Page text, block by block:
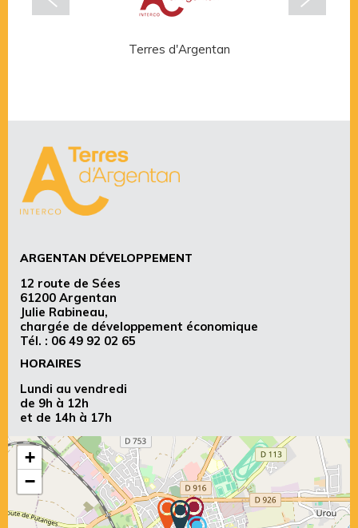
Terres d'Argentan
ARGENTAN DÉVELOPPEMENT
12 route de Sées
61200 Argentan
Julie Rabineau,
chargée de développement économique
Tél. : 06 49 92 02 65
HORAIRES
Lundi au vendredi
de 9h à 12h
et de 14h à 17h
+
−